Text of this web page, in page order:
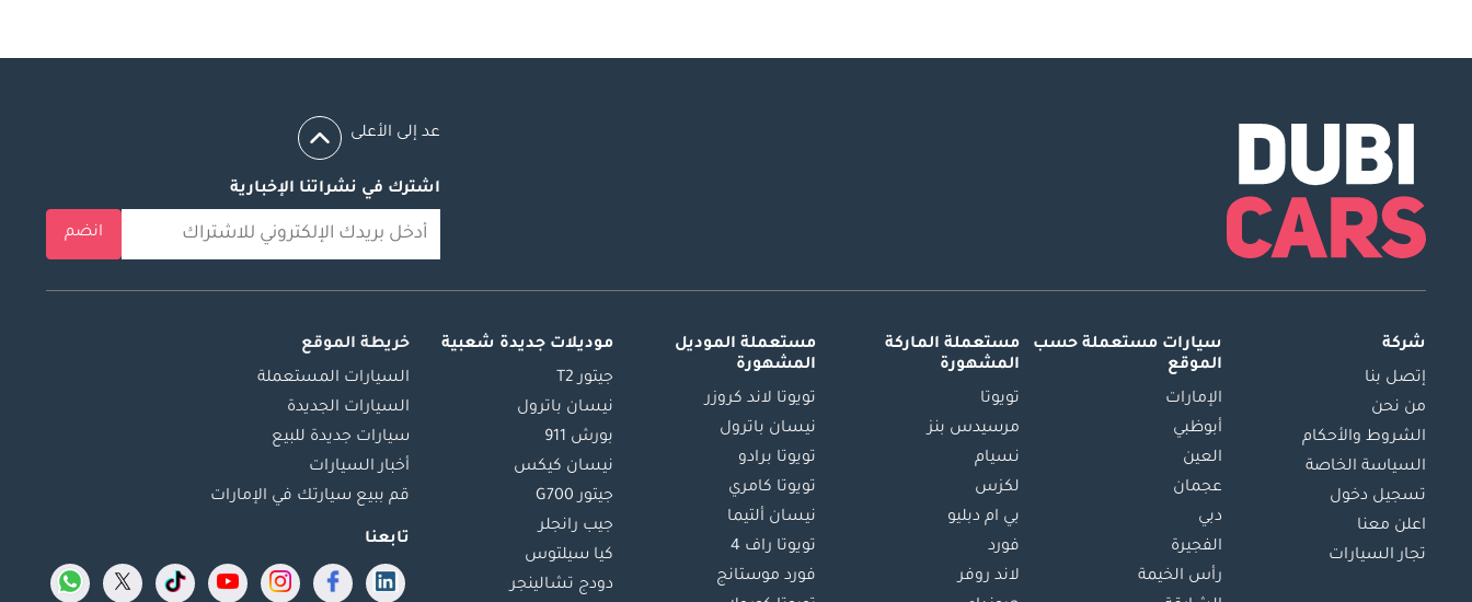
عد إلى الأعلى
اشترك في نشراتنا الإخبارية
انضم
شركة
إتصل بنا
من نحن
الشروط والأحكام
السياسة الخاصة
تسجيل دخول
اعلن معنا
تجار السيارات
سيارات مستعملة حسب
الموقع
الإمارات
أبوظبي
العين
عجمان
دبي
الفجيرة
رأس الخيمة
مستعملة الماركة
المشهورة
تويوتا
مرسيدس بنز
نسيام
لكزس
بي ام دبليو
فورد
لاند روفر
مستعملة الموديل
المشهورة
تويوتا لاند كروزر
نيسان باترول
تويوتا برادو
تويوتا كامري
نيسان ألتيما
تويوتا راف 4
فورد موستانج
موديلات جديدة شعبية
جيتور T2
نيسان باترول
بورش 911
نيسان كيكس
جيتور G700
جيب رانجلر
كيا سيلتوس
دودج تشالينجر
خريطة الموقع
السيارات المستعملة
السيارات الجديدة
سيارات جديدة للبيع
أخبار السيارات
قم ببيع سيارتك في الإمارات
تابعنا